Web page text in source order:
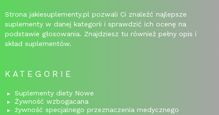
Strona jakiesuplementy.pl pozwali Ci znaleźć najlepsze
suplementy w danej kategorii i sprawdzić ich ocenę na
podstawie głosowania. Znajdziesz tu również pełny opis i
skład suplementów.
KATEGORIE
Suplementy diety Nowe
Żywność wzbogacana
żywność specjalnego przeznaczenia medycznego